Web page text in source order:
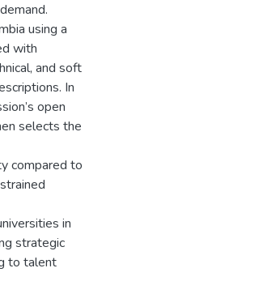
using a
with
and soft
In
open
selects the
compared to
in
strategic
to talent